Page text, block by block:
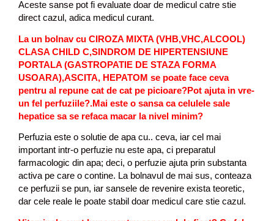
Aceste sanse pot fi evaluate doar de medicul catre stie
direct cazul, adica medicul curant.
La un bolnav cu CIROZA MIXTA (VHB,VHC,ALCOOL)
CLASA CHILD C,SINDROM DE HIPERTENSIUNE
PORTALA (GASTROPATIE DE STAZA FORMA
USOARA),ASCITA, HEPATOM se poate face ceva
pentru al repune cat de cat pe picioare?Pot ajuta in vre-
un fel perfuziile?.Mai este o sansa ca celulele sale
hepatice sa se refaca macar la nivel minim?
Perfuzia este o solutie de apa cu.. ceva, iar cel mai
important intr-o perfuzie nu este apa, ci preparatul
farmacologic din apa; deci, o perfuzie ajuta prin substanta
activa pe care o contine. La bolnavul de mai sus, conteaza
ce perfuzii se pun, iar sansele de revenire exista teoretic,
dar cele reale le poate stabil doar medicul care stie cazul.